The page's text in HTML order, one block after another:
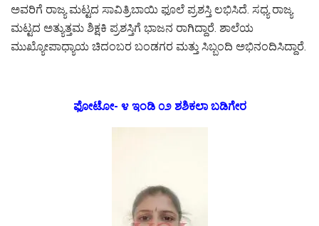
ಅವರಿಗೆ ರಾಜ್ಯ ಮಟ್ಟದ ಸಾವಿತ್ರಿಬಾಯಿ ಫೂಲೆ ಪ್ರಶಸ್ತಿ ಲಭಿಸಿದೆ. ಸಧ್ಯ ರಾಜ್ಯ
ಮಟ್ಟದ ಅತ್ಯುತ್ತಮ ಶಿಕ್ಷಕಿ ಪ್ರಶಸ್ತಿಗೆ ಭಾಜನ ರಾಗಿದ್ದಾರೆ. ಶಾಲೆಯ
ಮುಖ್ಯೋಪಾಧ್ಯಾಯ ಚಿದಂಬರ ಬಂಡಗರ ಮತ್ತು ಸಿಬ್ಬಂದಿ ಅಭಿನಂದಿಸಿದ್ದಾರೆ.
ಫೋಟೋ- ೪ ಇಂಡಿ ೦೨ ಶಶಿಕಲಾ ಬಡಿಗೇರ